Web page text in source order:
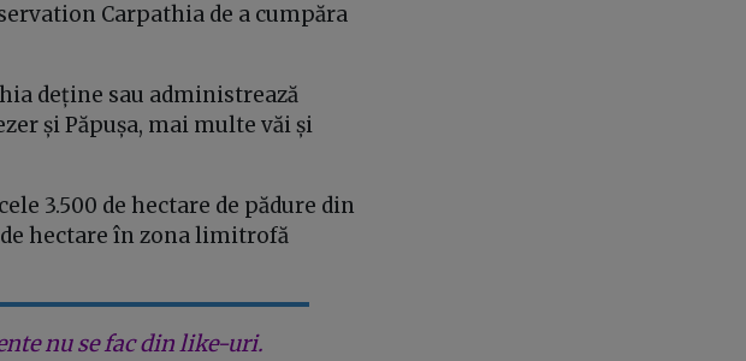
Carpathia de a cumpăra
deține sau administrează
și Păpușa, mai multe văi și
3.500 de hectare de pădure din
hectare în zona limitrofă
nu se fac din like-uri.